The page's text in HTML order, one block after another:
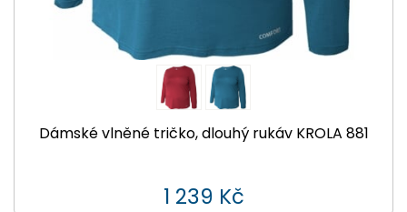
Dámské vlněné tričko, dlouhý rukáv KROLA 881
1 239 Kč